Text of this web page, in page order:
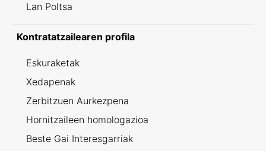
Lan Poltsa
Kontratatzailearen profila
Eskuraketak
Xedapenak
Zerbitzuen Aurkezpena
Hornitzaileen homologazioa
Beste Gai Interesgarriak